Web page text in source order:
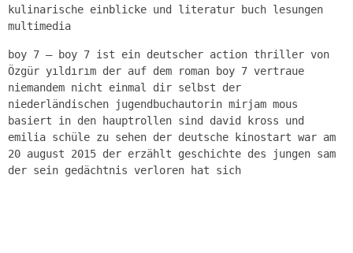
kulinarische einblicke und literatur buch lesungen
multimedia
boy 7 – boy 7 ist ein deutscher action thriller von
Özgür yıldırım der auf dem roman boy 7 vertraue
niemandem nicht einmal dir selbst der
niederländischen jugendbuchautorin mirjam mous
basiert in den hauptrollen sind david kross und
emilia schüle zu sehen der deutsche kinostart war am
20 august 2015 der erzählt geschichte des jungen sam
der sein gedächtnis verloren hat sich